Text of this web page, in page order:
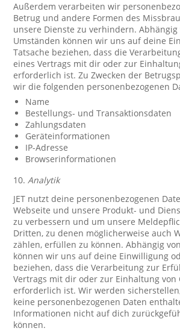
Außerdem verarbeiten wir
Betrug und andere Formen des
unsere Dienste zu verhindern. Abhängig
Umständen können wir uns auf deine
Tatsache beziehen, dass die
eines Vertrags mit dir oder zur
erforderlich ist. Zu Zwecken der
wir die folgenden personenbezogenen
Name
Bestellungs- und Transaktionsdaten
Zahlungsdaten
Geräteinformationen
IP-Adresse
Browserinformationen
10.Analytik
JET nutzt deine personenbezogenen
Webseite und unsere Produkt- und
zu verbessern und um unsere
Dritten, zu denen möglicherweise auch
zählen, erfüllen zu können. Abhängig
können wir uns auf deine Einwilligung
beziehen, dass die Verarbeitung zur
Vertrags mit dir oder zur Einhaltung von
erforderlich ist. Wir werden
keine personenbezogenen Daten
Informationen nicht auf dich
können.